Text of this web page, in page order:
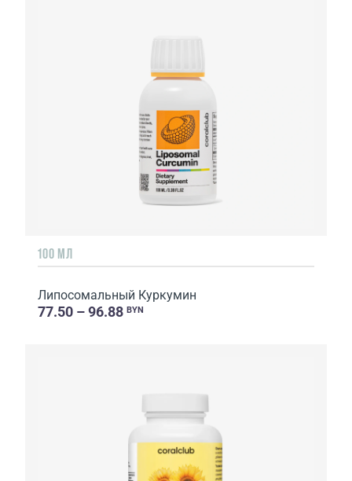
100 МЛ
Липосомальный Куркумин
77.50 – 96.88 BYN